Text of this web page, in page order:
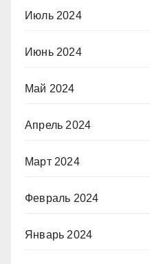
Июль 2024
Июнь 2024
Май 2024
Апрель 2024
Март 2024
Февраль 2024
Январь 2024